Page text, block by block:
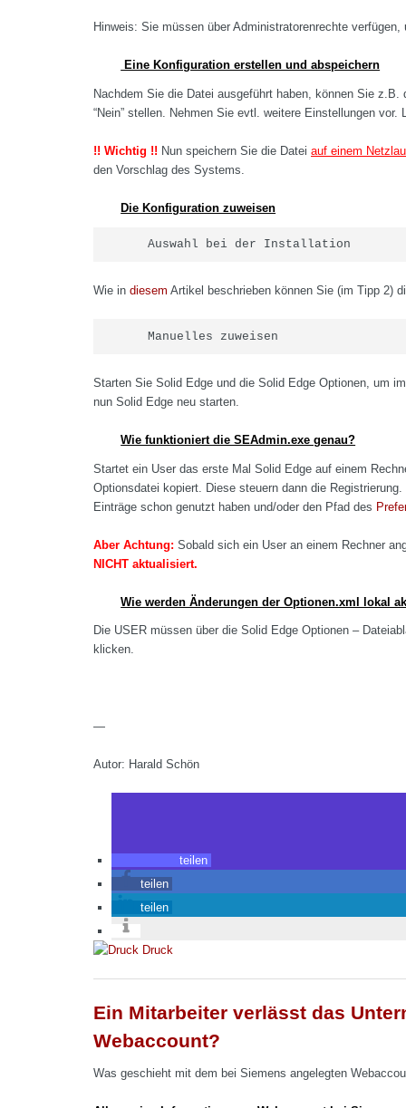
Hinweis: Sie müssen über Administratorenrechte
Eine Konfiguration erstellen und abspeichern
Nachdem Sie die Datei ausgeführt haben, können Sie
“Nein” stellen. Nehmen Sie evtl. weitere Einstellungen
!! Wichtig !! Nun speichern Sie die Dateiauf einem
den Vorschlag des Systems.
Die Konfiguration zuweisen
Auswahl bei der Installation
Wie indiesem Artikel beschrieben können Sie (im Tipp 2)
Manuelles zuweisen
Starten Sie Solid Edge und die Solid Edge Optionen, um
nun Solid Edge neu starten.
Wie funktioniert die SEAdmin.exe genau?
Startet ein User das erste Mal Solid Edge auf einem
Optionsdatei kopiert. Diese steuern dann die
Einträge schon genutzt haben und/oder den Pfad des
Aber Achtung: Sobald sich ein User an einem Rechner
NICHT aktualisiert.
Wie werden Änderungen der Optionen.xml lokal
Die USER müssen über die Solid Edge Optionen –
klicken.
—
Autor: Harald Schön
teilen
teilen
teilen
Druck
Ein Mitarbeiter verlässt das
Webaccount?
Was geschieht mit dem bei Siemens angelegten